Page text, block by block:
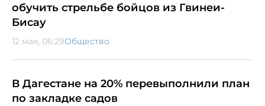
обучить стрельбе бойцов из Гвинеи-
Бисау
12 мая, 06:29Общество
В Дагестане на 20% перевыполнили план
по закладке садов